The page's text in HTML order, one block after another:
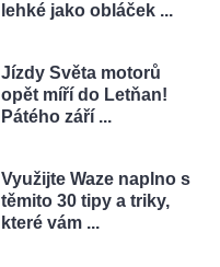
lehké jako obláček ...
Jízdy Světa motorů
opět míří do Letňan!
Pátého září ...
Využijte Waze naplno s
těmito 30 tipy a triky,
které vám ...